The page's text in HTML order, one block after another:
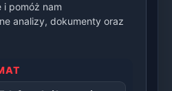
i pomóż nam
analizy, dokumenty oraz